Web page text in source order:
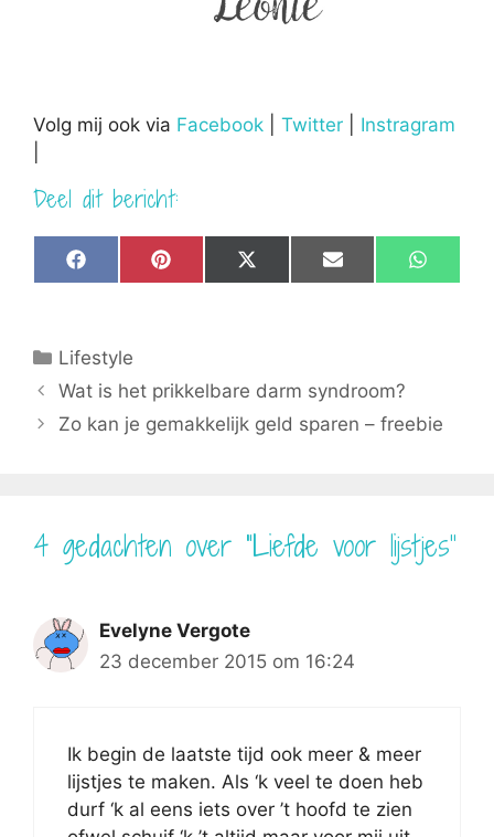
Volg mij ook via Facebook Twitter
Instragram
Deel dit bericht:
Share
on
F
a
o
o
k
Share
on
P
i
e
s
t
Share
on
X
(
e
r
)
Share
on
E
m
Share
on
W
h
Categorieën
Lifestyle
Wat is het prikkelbare darm syndroom?
Zo kan je gemakkelijk geld sparen – freebie
4 gedachten over “Liefde voor lijstjes”
Evelyne Vergote
23 december 2015 om 16:24
Ik begin de laatste tijd ook meer & meer
lijstjes te maken. Als ‘k veel te doen heb
durf ‘k al eens iets over ’t hoofd te zien